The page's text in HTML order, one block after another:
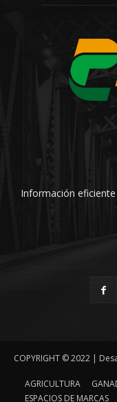
Información
COPYRIGHT © 2022 |
AGRICULTURA
ESPACIOS DE MARCAS